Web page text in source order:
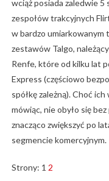
wciąż posiada zaledwie
zespołów trakcyjnych
w bardzo umiarkowanym
zestawów Talgo,
Renfe, które od kilku lat
Express (częściowo
spółkę zależną). Choć
mówiąc, nie obyło się
znacząco zwiększyć po
segmencie komercyjnym.
Strony: 1 2